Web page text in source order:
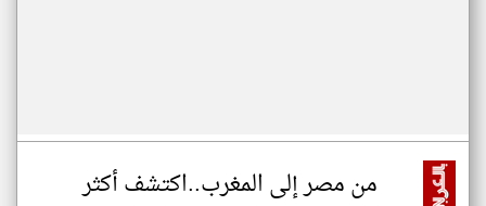
من مصر إلى المغرب..اكتشف أكثر